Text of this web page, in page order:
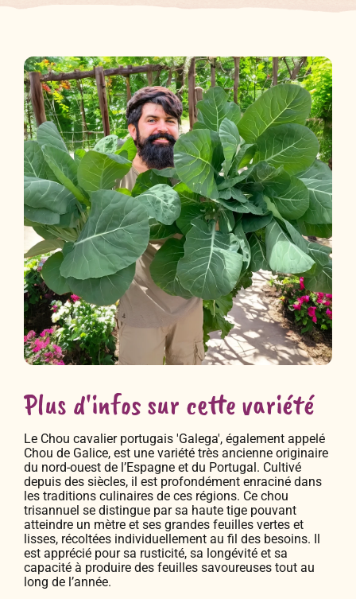
Plus d'infos sur cette variété
Le Chou cavalier portugais 'Galega', également appelé
Chou de Galice, est une variété très ancienne originaire
du nord-ouest de l’Espagne et du Portugal. Cultivé
depuis des siècles, il est profondément enraciné dans
les traditions culinaires de ces régions. Ce chou
trisannuel se distingue par sa haute tige pouvant
atteindre un mètre et ses grandes feuilles vertes et
lisses, récoltées individuellement au fil des besoins. Il
est apprécié pour sa rusticité, sa longévité et sa
capacité à produire des feuilles savoureuses tout au
long de l’année.